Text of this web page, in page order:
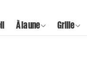
À la une Grille